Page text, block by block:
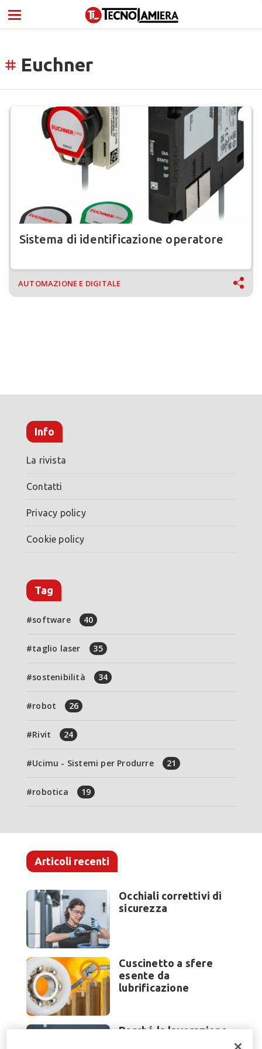
tag Euchner
Sistema di identificazione operatore
AUTOMAZIONE E DIGITALE
Info
La rivista
Contatti
Privacy policy
Cookie policy
Tag
software 40
taglio laser 35
sostenibilità 34
robot 26
Rivit 24
Ucimu - Sistemi per Produrre 21
robotica 19
Articoli recenti
Occhiali correttivi di
sicurezza
Cuscinetto a sfere
esente da
lubrificazione
Perché la lavorazione